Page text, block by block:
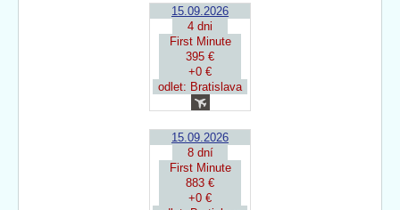
15.09.2026
4 dni
First Minute
395 €
+0 €
odlet: Bratislava
15.09.2026
8 dní
First Minute
883 €
+0 €